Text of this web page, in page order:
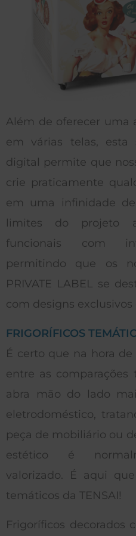
Além de oferecer uma
em várias telas, esta
digital permite que
crie praticamente
em uma infinidade
limites do projeto
funcionais com
permitindo que os
PRIVATE LABEL se
com designs exclusivos
FRIGORÍFICOS
É certo que na hora
entre as comparações
abra mão do lado
eletrodoméstico,
peça de mobiliário ou
estético é
valorizado. É aqui
temáticos da TENSAI!
Frigoríficos decorados